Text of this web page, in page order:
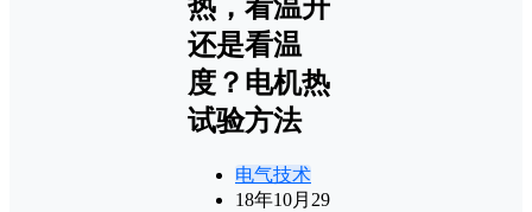
热，看温升
还是看温
度？电机热
试验方法
电气技术
18年10月29